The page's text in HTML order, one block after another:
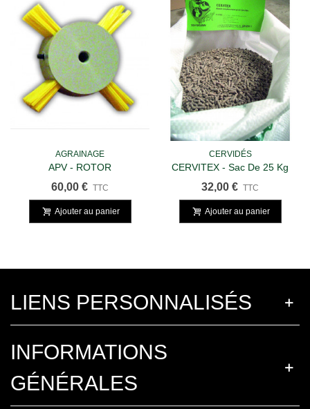
AGRAINAGE
APV - ROTOR
SUPPLÉMENTAIRE
60,00 € TTC
Ajouter au panier
CERVIDÉS
CERVITEX - Sac De 25 Kg
32,00 € TTC
Ajouter au panier
LIENS PERSONNALISÉS
INFORMATIONS
GÉNÉRALES